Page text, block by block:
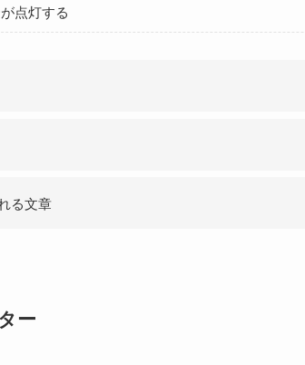
点灯する
る文章
ー